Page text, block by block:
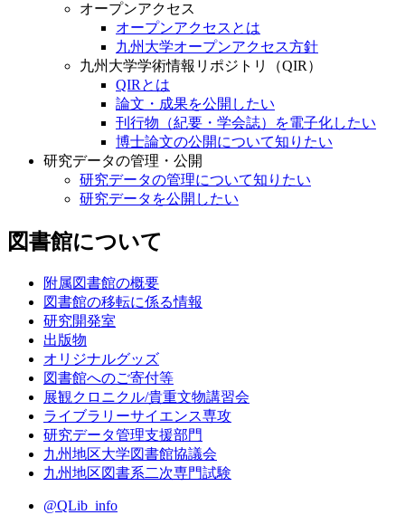
オープンアクセス
オープンアクセスとは
九州大学オープンアクセス方針
九州大学学術情報リポジトリ（QIR）
QIRとは
論文・成果を公開したい
刊行物（紀要・学会誌）を電子化したい
博士論文の公開について知りたい
研究データの管理・公開
研究データの管理について知りたい
研究データを公開したい
図書館について
附属図書館の概要
図書館の移転に係る情報
研究開発室
出版物
オリジナルグッズ
図書館へのご寄付等
展観クロニクル/貴重文物講習会
ライブラリーサイエンス専攻
研究データ管理支援部門
九州地区大学図書館協議会
九州地区図書系二次専門試験
@QLib_info